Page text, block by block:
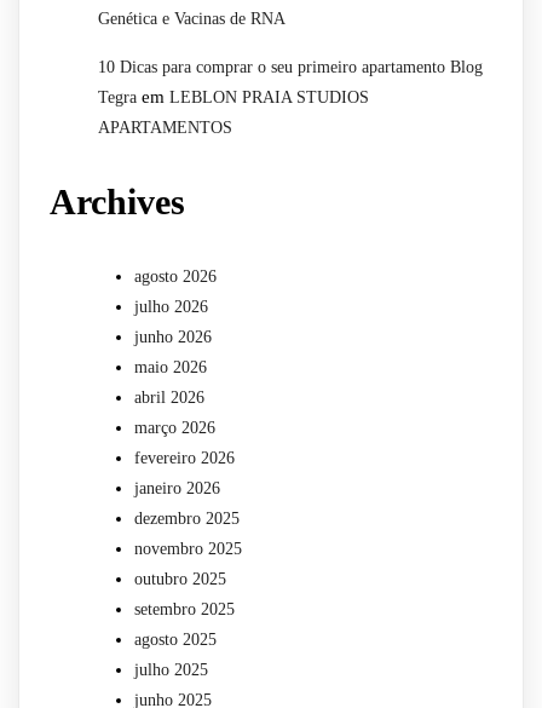
Genética e Vacinas de RNA
10 Dicas para comprar o seu primeiro apartamento Blog
Tegra em LEBLON PRAIA STUDIOS
APARTAMENTOS
Archives
agosto 2026
julho 2026
junho 2026
maio 2026
abril 2026
março 2026
fevereiro 2026
janeiro 2026
dezembro 2025
novembro 2025
outubro 2025
setembro 2025
agosto 2025
julho 2025
junho 2025